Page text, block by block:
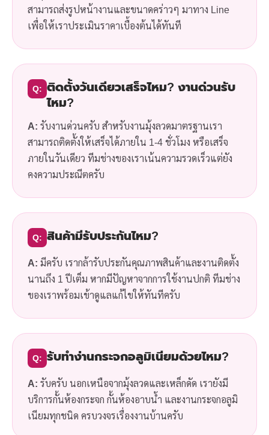
สามารถส่งรูปหน้างานและขนาดคร่าวๆ มาทาง Line
เพื่อให้เราประเมินราคาเบื้องต้นได้ทันที
Q: ติดตั้งวันเดียวเสร็จไหม? งานด่วนรับ
ไหม?
A: รับงานด่วนครับ สำหรับงานมุ้งลวดมาตรฐานเรา
สามารถติดตั้งให้เสร็จได้ภายใน 1-4 ชั่วโมง หรือเสร็จ
ภายในวันเดียว ทีมช่างของเราเน้นความรวดเร็วแต่ยัง
คงความประณีตครับ
Q: สินค้ามีรับประกันไหม?
A: มีครับ เรากล้ารับประกันคุณภาพสินค้าและงานติดตั้ง
นานถึง 1 ปีเต็ม หากมีปัญหาจากการใช้งานปกติ ทีมช่าง
ของเราพร้อมเข้าดูแลแก้ไขให้ทันทีครับ
Q: รับทำง่านกระจกอลูมิเนียมด้วยไหม?
A: รับครับ นอกเหนือจากมุ้งลวดและเหล็กดัด เรายังมี
บริการกั้นห้องกระจก กั้นห้องอาบน้ำ และงานกระจกอลูมิ
เนียมทุกชนิด ครบวงจรเรื่องงานบ้านครับ